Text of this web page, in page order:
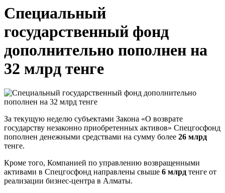
Специальный
государственный фонд
дополнительно пополнен на
32 млрд тенге
За текущую неделю субъектами Закона «О возврате
государству незаконно приобретенных активов» Cпецгосфонд
пополнен денежными средствами на сумму более 26 млрд
тенге.
Кроме того, Компанией по управлению возвращенными
активами в Cпецгосфонд направлены свыше 6 млрд тенге от
реализации бизнес-центра в Алматы.